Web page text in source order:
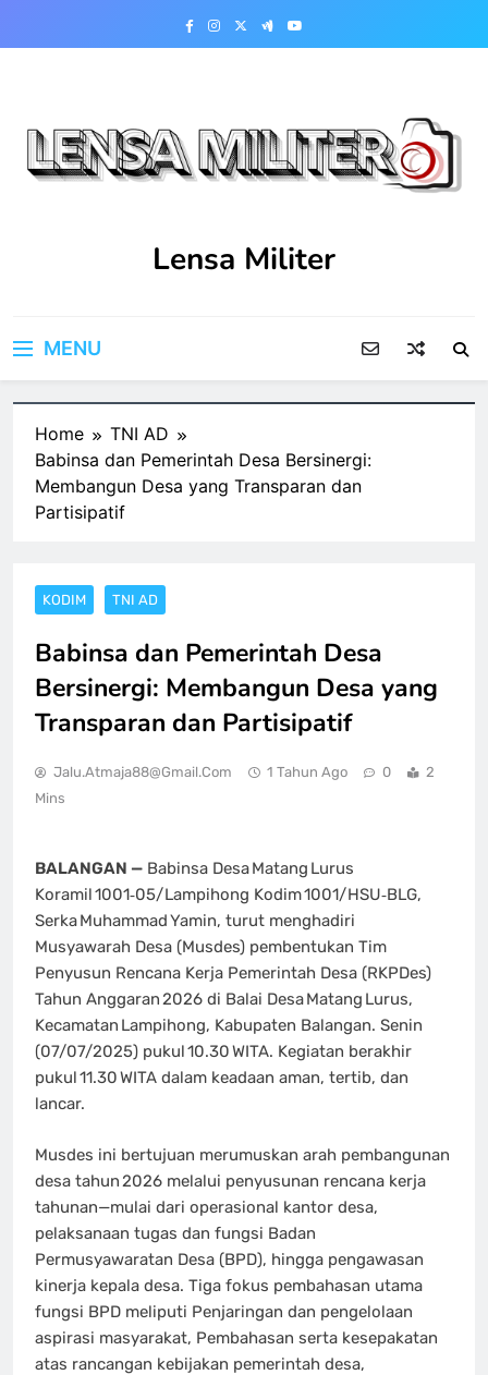
Lensa Militer
MENU
Home
TNI AD
Babinsa dan Pemerintah Desa Bersinergi:
Membangun Desa yang Transparan dan
Partisipatif
KODIM TNI AD
Babinsa dan Pemerintah Desa
Bersinergi: Membangun Desa yang
Transparan dan Partisipatif
Jalu.atmaja88@gmail.com 1 Tahun Ago 0
2
Mins
BALANGAN — Babinsa Desa Matang Lurus
Koramil 1001‑05/Lampihong Kodim 1001/HSU‑BLG,
Serka Muhammad Yamin, turut menghadiri
Musyawarah Desa (Musdes) pembentukan Tim
Penyusun Rencana Kerja Pemerintah Desa (RKPDes)
Tahun Anggaran 2026 di Balai Desa Matang Lurus,
Kecamatan Lampihong, Kabupaten Balangan. Senin
(07/07/2025) pukul 10.30 WITA. Kegiatan berakhir
pukul 11.30 WITA dalam keadaan aman, tertib, dan
lancar.
Musdes ini bertujuan merumuskan arah pembangunan
desa tahun 2026 melalui penyusunan rencana kerja
tahunan—mulai dari operasional kantor desa,
pelaksanaan tugas dan fungsi Badan
Permusyawaratan Desa (BPD), hingga pengawasan
kinerja kepala desa. Tiga fokus pembahasan utama
fungsi BPD meliputi Penjaringan dan pengelolaan
aspirasi masyarakat, Pembahasan serta kesepakatan
atas rancangan kebijakan pemerintah desa,